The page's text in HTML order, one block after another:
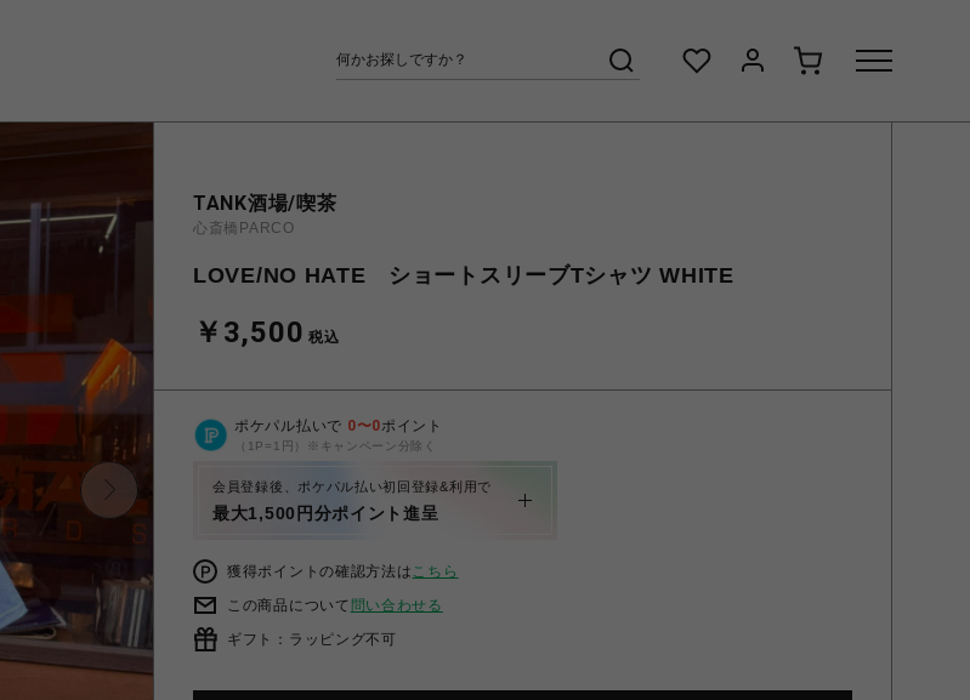
TANK酒場/喫茶
心斎橋PARCO
LOVE/NO HATE ショートスリーブTシャツ WHITE
￥3,500 税込
ポケパル払いで 0〜0ポイント
（1P=1円）※キャンペーン分除く
会員登録後、ポケパル払い初回登録&利用で
最大1,500円分ポイント進呈
獲得ポイントの確認方法はこちら
この商品について 問い合わせる
ギフト：ラッピング不可